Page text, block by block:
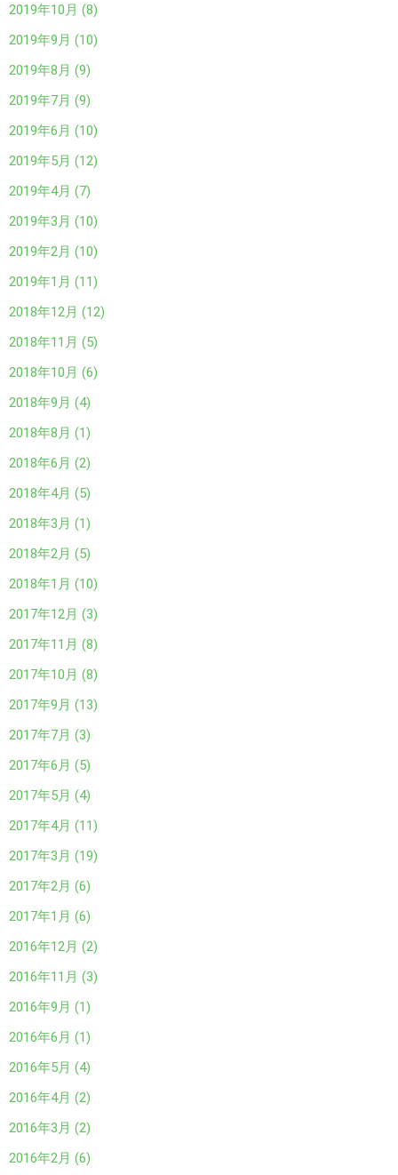
2019年10月 (8)
2019年9月 (10)
2019年8月 (9)
2019年7月 (9)
2019年6月 (10)
2019年5月 (12)
2019年4月 (7)
2019年3月 (10)
2019年2月 (10)
2019年1月 (11)
2018年12月 (12)
2018年11月 (5)
2018年10月 (6)
2018年9月 (4)
2018年8月 (1)
2018年6月 (2)
2018年4月 (5)
2018年3月 (1)
2018年2月 (5)
2018年1月 (10)
2017年12月 (3)
2017年11月 (8)
2017年10月 (8)
2017年9月 (13)
2017年7月 (3)
2017年6月 (5)
2017年5月 (4)
2017年4月 (11)
2017年3月 (19)
2017年2月 (6)
2017年1月 (6)
2016年12月 (2)
2016年11月 (3)
2016年9月 (1)
2016年6月 (1)
2016年5月 (4)
2016年4月 (2)
2016年3月 (2)
2016年2月 (6)